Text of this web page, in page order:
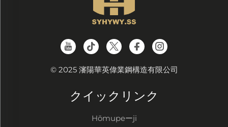
© 2025 瀋陽華英偉業鋼構造有限公司
クイックリンク
Hōmupeーji